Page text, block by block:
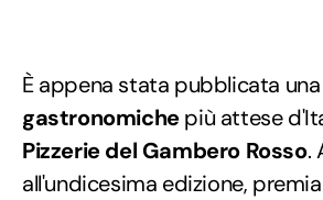
È appena stata pubblicata
gastronomichepiù attese
Pizzerie del Gambero Rosso.
all'undicesima edizione,